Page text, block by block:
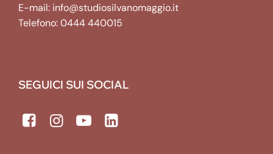
E-mail: info@studiosilvanomaggio.it
Telefono:0444 440015
SEGUICI SUI SOCIAL